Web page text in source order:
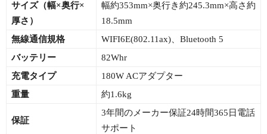
サイズ（幅×奥行×
厚さ）
幅約353mm×奥行き約245.3mm×高さ約
18.5mm
無線通信規格
WIFI6E(802.11ax)、Bluetooth 5
バッテリー
82Whr
充電タイプ
180W ACアダプター
重量
約1.6kg
保証
3年間のメーカー保証24時間365日電話
サポート